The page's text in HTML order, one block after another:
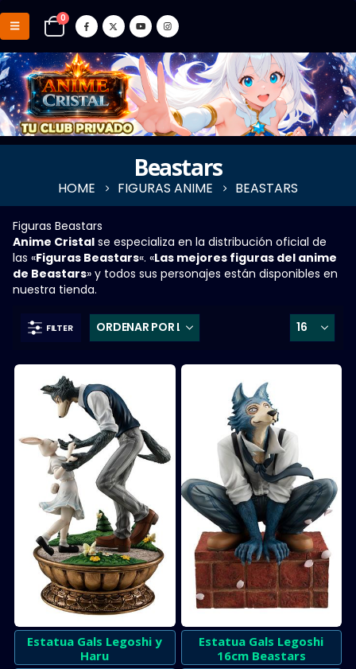
0
Beastars
HOME FIGURAS ANIME BEASTARS
Figuras Beastars
Anime Cristal se especializa en la distribución oficial de
las «Figuras Beastars«. «Las mejores figuras del anime
de Beastars» y todos sus personajes están disponibles en
nuestra tienda.
FILTER
Estatua Gals Legoshi y
Haru
Estatua Gals Legoshi
16cm Beastars